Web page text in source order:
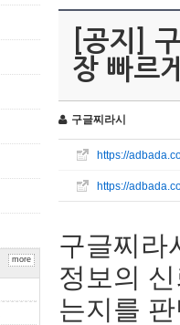
more
[공지]
장 빠르
구글찌라시
https://
https://
구글찌라
정보의
는지를